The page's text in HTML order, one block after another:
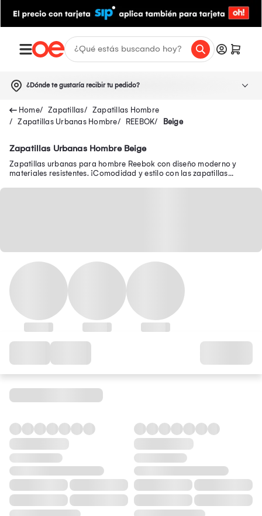
¿Dónde te gustaría recibir tu pedido?
Zapatillas
Zapatillas Hombre
Zapatillas Urbanas Hombre
REEBOK Beige
Zapatillas Urbanas Hombre Beige
Zapatillas urbanas para hombre Reebok con diseño moderno y
materiales resistentes. ¡Comodidad y estilo con las zapatillas